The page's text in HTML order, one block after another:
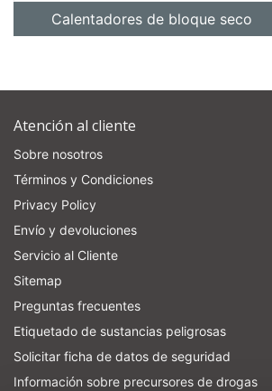
Calentadores de bloque seco
Atención al cliente
Sobre nosotros
Términos y Condiciones
Privacy Policy
Envío y devoluciones
Servicio al Cliente
Sitemap
Preguntas frecuentes
Etiquetado de sustancias peligrosas
Solicitar ficha de datos de seguridad
Información sobre precursores de drogas